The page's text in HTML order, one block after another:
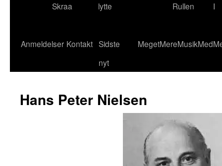
Skraa
lytte
Rullen
I
Anmeldelser Kontakt Sidste
nyt
Hans Peter Nielsen